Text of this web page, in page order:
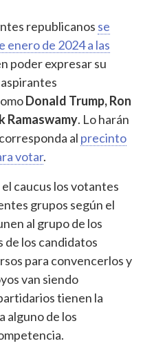
republicanos se
enero de 2024 a las
poder expresar su
Donald Trump, Ron
Ramaswamy. Lo harán
al precinto
votar.
caucus los votantes
grupos según el
al grupo de los
los candidatos
para convencerlos y
van siendo
tienen la
alguno de los